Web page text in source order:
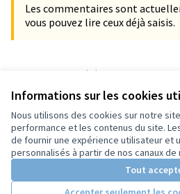
Informations sur les cookies
Nous utilisons des cookies sur notre
performance et les contenus du site.
de fournir une expérience utilisateur et
personnalisés à partir de nos canaux de
Tout
Les commentaires sont
vous pouvez lire ceux déjà saisis.
Référence : tours-PROP-
Vérifiez l'empreinte
Conditions d'utilisation
Paramètres des cookies